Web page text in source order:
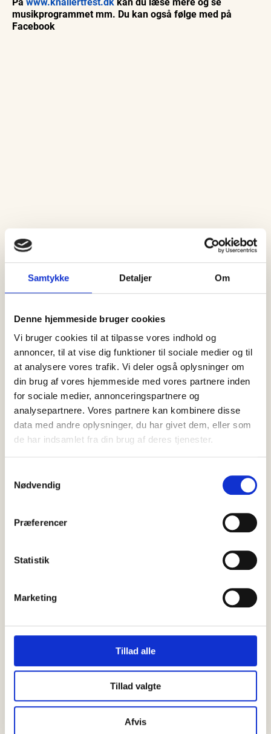
Samtykke Detaljer Om
Denne hjemmeside bruger cookies
Vi bruger cookies til at tilpasse vores indhold og
annoncer, til at vise dig funktioner til sociale medier og til
at analysere vores trafik. Vi deler også oplysninger om
din brug af vores hjemmeside med vores partnere inden
for sociale medier, annonceringspartnere og
analysepartnere. Vores partnere kan kombinere disse
data med andre oplysninger, du har givet dem, eller som
de har indsamlet fra din brug af deres tjenester.
Nødvendig
Præferencer
Statistik
Marketing
Tillad alle
Tillad valgte
Afvis
musikprogrammet mm. Du kan også følge med på
Facebook
SENESTE